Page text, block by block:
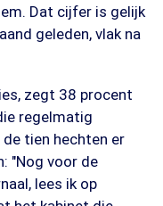
Dat cijfer is gelijk
geleden, vlak na
zegt 38 procent
regelmatig
tien hechten er
"Nog voor de
lees ik op